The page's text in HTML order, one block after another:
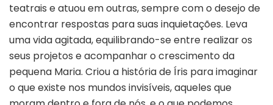
teatrais e atuou em outras, sempre com o desejo de
encontrar respostas para suas inquietações. Leva
uma vida agitada, equilibrando-se entre realizar os
seus projetos e acompanhar o crescimento da
pequena Maria. Criou a história de Íris para imaginar
o que existe nos mundos invisíveis, aqueles que